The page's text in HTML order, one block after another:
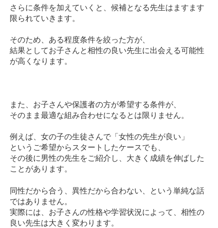
さらに条件を加えていくと、候補となる先生はますます
限られていきます。
そのため、ある程度条件を絞った方が、
結果としてお子さんと相性の良い先生に出会える可能性
が高くなります。
また、お子さんや保護者の方が希望する条件が、
そのまま最適な組み合わせになるとは限りません。
例えば、女の子の生徒さんで「女性の先生が良い」
というご希望からスタートしたケースでも、
その後に男性の先生をご紹介し、大きく成績を伸ばした
ことがあります。
同性だから合う、異性だから合わない、という単純な話
ではありません。
実際には、お子さんの性格や学習状況によって、相性の
良い先生は大きく変わります。